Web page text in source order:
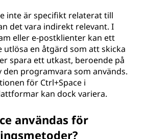
inte är specifikt relaterat till
det vara indirekt relevant. I
eller e-postklienter kan ett
utlösa en åtgärd som att skicka
spara ett utkast, beroende på
programvara som används.
för Ctrl+Space i
kan dock variera.
användas för